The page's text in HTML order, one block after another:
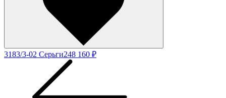
3183/3-02 Серьги248 160 ₽